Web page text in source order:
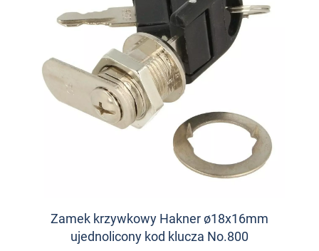
Zamek krzywkowy Hakner ø18x16mm
ujednolicony kod klucza No.800